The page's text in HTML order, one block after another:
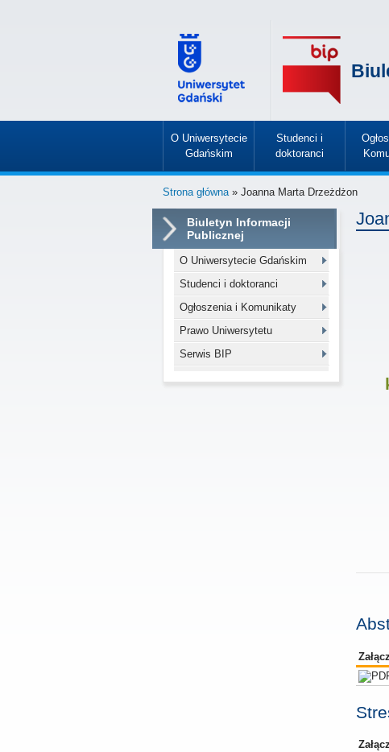
O Uniwersytecie
Gdańskim
»
Studenci i
doktoranci
»
Strona główna» Joanna Marta Drzeżdżon
Biuletyn Informacji
Publicznej
O Uniwersytecie Gdańskim
Studenci i doktoranci
Ogłoszenia i Komunikaty
Prawo Uniwersytetu
Serwis BIP